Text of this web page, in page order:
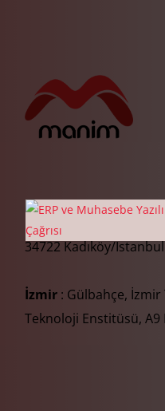
İstanbul
: Eğitim Mah.
34722 Kadıköy/İstanbul
İzmir : Gülbahçe,
Teknoloji Enstitüsü,